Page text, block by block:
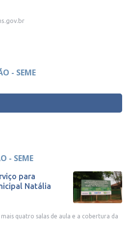
- SEME
- SEME
para
Natália
quatro salas de aula e a cobertura da